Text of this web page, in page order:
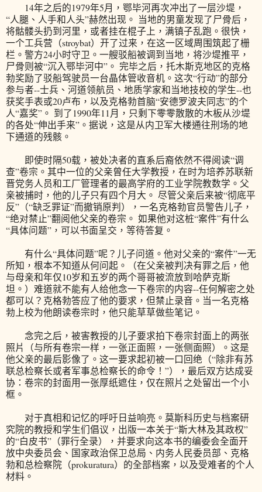
14年之后的1979年5月，鄂毕河再次冲出了一层沙堤，
“人腿、人手和人头”赫然出现。 当地的男童发现了尸骨后，
将骷髅头扔到河里，或者挂在棍子上，满镇子乱跑。很快，
一个工兵营（stroybat）开了过来，在这一区域周围筑起了栅
栏。警方24小时守卫。一艘驳船被调到当地，将沙堤推平，
尸骨则被“沉入鄂毕河中”。 完毕之后，托木斯克地区的克格
勃奖励了驳船驾驶员一台晶体管收音机。这次“行动”的部分
参与者--士兵、河道领航员、地质学家和当地技校的学生--也
获奖手表或20卢布，以及克格勃首脑“安德罗波夫同志”的个
人“嘉奖”。 到了1990年11月，只剩下零零散散的木板从沙堤
的各处“伸出手来”。据说，这是从内卫军大楼通往刑场的地
下通道的残骸。
即使时隔50载，被处决者的直系后裔依然不得阅读“调
查”卷宗。其中一位的父亲曾任大学教授，在时为培养苏联新
晋党务人员和工厂管理者的最高学府的工业学院教数学。父
亲被捕时，他的儿子只有四个月大。 尽管父亲后来被“彻底平
反”（“缺乏罪证”而撤销原判），一名克格勃官员警告儿子，
“绝对禁止”翻阅他父亲的卷宗。 如果他对这桩“案件”有什么
“具体问题”，可以书面呈交，等待答复。
有什么“具体问题”呢？儿子问道。他对父亲的“案件”一无
所知，根本不知道从何问起。（在父亲被判决有罪之后，他
与母亲和年仅10岁和五岁的两个哥哥被流放到哈萨克斯
坦。）难道就不能有人给他念一下卷宗的内容--任何解密之处
都可以？克格勃答应了他的要求，但禁止录音。当一名克格
勃上校为他朗读卷宗时，他只能草草做些笔记。
念完之后，被害教授的儿子要求拍下卷宗封面上的两张
照片（与所有卷宗一样，一张正面照，一张侧面照）。这是
他父亲的最后影像了。这一要求起初被一口回绝（“除非有苏
联总检察长或者军事总检察长的命令！”），最后双方达成妥
协：卷宗的封面用一张厚纸遮住，仅在照片之处留出一个小
框。
对于真相和记忆的呼吁日益响亮。莫斯科历史与档案研
究院的教授和学生们倡议，出版一本关于“斯大林及其政权”
的“白皮书”（罪行全录），并要求向这本书的编委会全面开
放中央委员会、国家政治保卫总局、内务人民委员部、克格
勃和总检察院（prokuratura）的全部档案，以及受难者的个人
材料。